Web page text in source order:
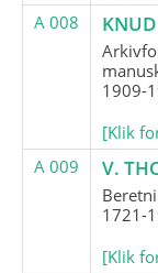
A 008
1909-
[Klik
A 009
V.
1721-
[Klik